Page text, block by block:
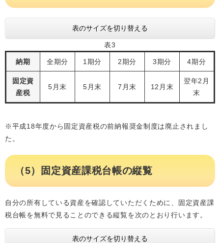
表のサイズを切り替える
表3
納期 全期分 1期分 2期分 3期分 4期分
固定資
産税
5月末 5月末 7月末 12月末
翌年2月
末
※平成18年度から固定資産税の前納報奨金制度は廃止されまし
た。
（5）固定資産課税台帳の縦覧
自分の所有している資産を確認していただくために、固定資産課
税台帳を無料で見ることのできる縦覧を次のとおり行います。
表のサイズを切り替える